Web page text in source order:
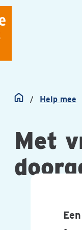
Home Help mee
Met